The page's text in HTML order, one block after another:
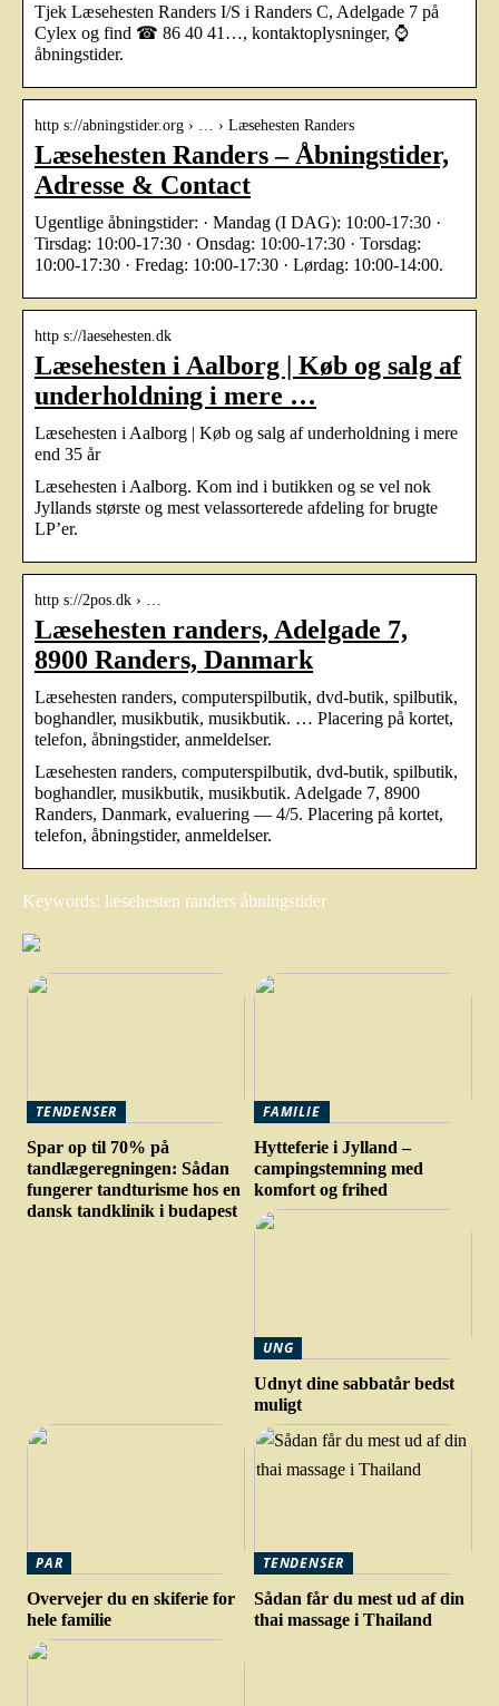
Tjek Læsehesten Randers I/S i Randers C, Adelgade 7 på
Cylex og find ☎ 86 40 41…, kontaktoplysninger, ⌚
åbningstider.
http s://abningstider.org › … › Læsehesten Randers
Læsehesten Randers – Åbningstider,
Adresse & Contact
Ugentlige åbningstider: · Mandag (I DAG): 10:00-17:30 ·
Tirsdag: 10:00-17:30 · Onsdag: 10:00-17:30 · Torsdag:
10:00-17:30 · Fredag: 10:00-17:30 · Lørdag: 10:00-14:00.
http s://laesehesten.dk
Læsehesten i Aalborg | Køb og salg af
underholdning i mere …
Læsehesten i Aalborg | Køb og salg af underholdning i mere
end 35 år
Læsehesten i Aalborg​. Kom ind i butikken og se vel nok
Jyllands største og mest velassorterede afdeling for brugte
LP’er.
http s://2pos.dk › …
Læsehesten randers, Adelgade 7,
8900 Randers, Danmark
Læsehesten randers, computerspilbutik, dvd-butik, spilbutik,
boghandler, musikbutik, musikbutik. … Placering på kortet,
telefon, åbningstider, anmeldelser.
Læsehesten randers, computerspilbutik, dvd-butik, spilbutik,
boghandler, musikbutik, musikbutik. Adelgade 7, 8900
Randers, Danmark, evaluering — 4/5. Placering på kortet,
telefon, åbningstider, anmeldelser.
Keywords: læsehesten randers åbningstider
TENDENSER
Spar op til 70% på
tandlægeregningen: Sådan
fungerer tandturisme hos en
dansk tandklinik i budapest
FAMILIE
Hytteferie i Jylland –
campingstemning med
komfort og frihed
UNG
Udnyt dine sabbatår bedst
muligt
PAR
Overvejer du en skiferie for
hele familie
TENDENSER
Sådan får du mest ud af din
thai massage i Thailand